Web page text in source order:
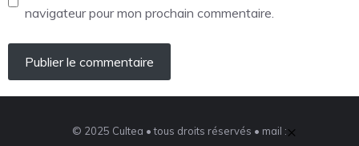
navigateur pour mon prochain commentaire.
© 2025 Cultea • tous droits réservés • mail :×